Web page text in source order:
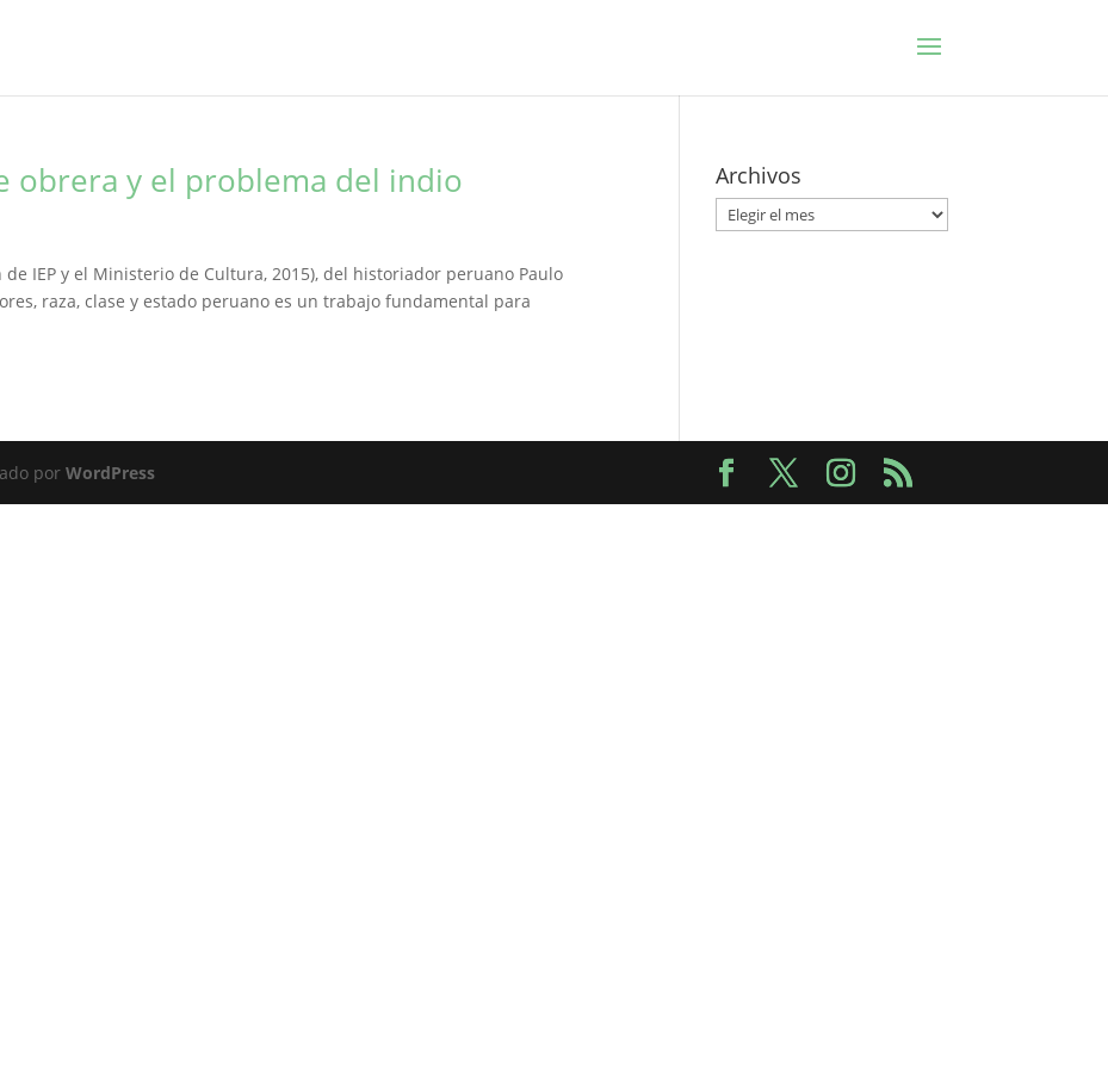
obrera y el problema del indio
IEP y el Ministerio de Cultura, 2015), del historiador peruano Paulo
raza, clase y estado peruano es un trabajo fundamental para
Archivos
Archivos
porWordPress